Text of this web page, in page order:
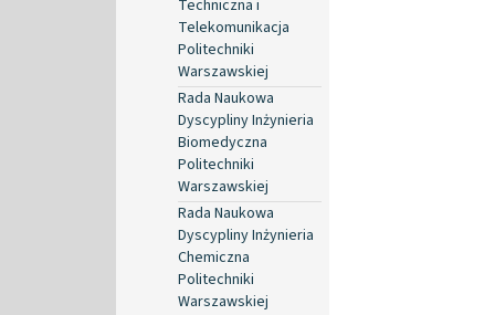
Techniczna i
Telekomunikacja
Politechniki
Warszawskiej
Rada Naukowa
Dyscypliny Inżynieria
Biomedyczna
Politechniki
Warszawskiej
Rada Naukowa
Dyscypliny Inżynieria
Chemiczna
Politechniki
Warszawskiej